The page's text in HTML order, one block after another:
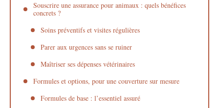
Souscrire une assurance pour animaux : quels bénéfices
concrets ?
Soins préventifs et visites régulières
Parer aux urgences sans se ruiner
Maîtriser ses dépenses vétérinaires
Formules et options, pour une couverture sur mesure
Formules de base : l’essentiel assuré